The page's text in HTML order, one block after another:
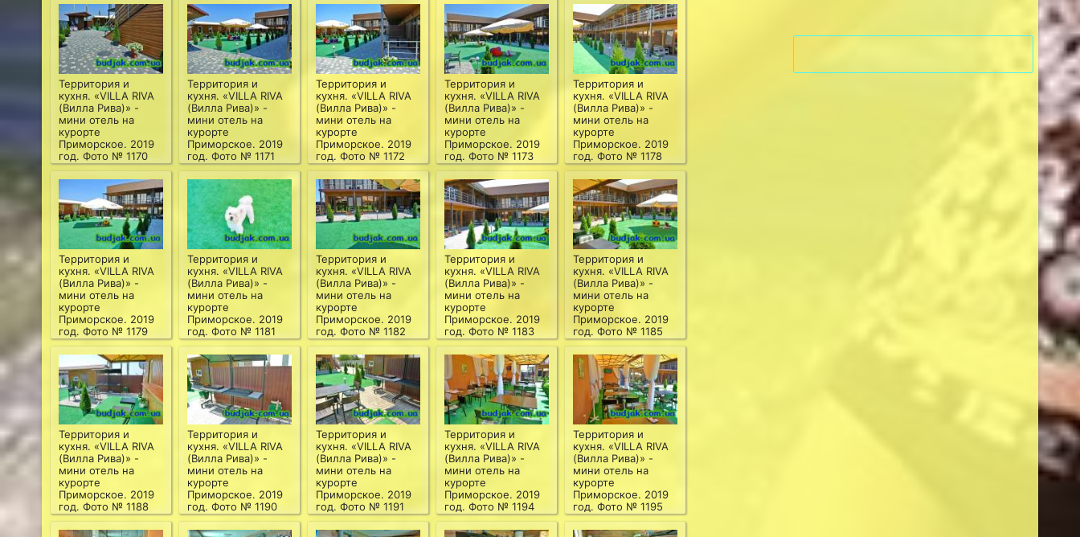
Территория и
кухня. «VILLA RIVA
(Вилла Рива)» -
мини отель на
курорте
Приморское. 2019
год. Фото № 1170
Территория и
кухня. «VILLA RIVA
(Вилла Рива)» -
мини отель на
курорте
Приморское. 2019
год. Фото № 1171
Территория и
кухня. «VILLA RIVA
(Вилла Рива)» -
мини отель на
курорте
Приморское. 2019
год. Фото № 1172
Территория и
кухня. «VILLA RIVA
(Вилла Рива)» -
мини отель на
курорте
Приморское. 2019
год. Фото № 1173
Территория и
кухня. «VILLA RIVA
(Вилла Рива)» -
мини отель на
курорте
Приморское. 2019
год. Фото № 1178
Территория и
кухня. «VILLA RIVA
(Вилла Рива)» -
мини отель на
курорте
Приморское. 2019
год. Фото № 1179
Территория и
кухня. «VILLA RIVA
(Вилла Рива)» -
мини отель на
курорте
Приморское. 2019
год. Фото № 1181
Территория и
кухня. «VILLA RIVA
(Вилла Рива)» -
мини отель на
курорте
Приморское. 2019
год. Фото № 1182
Территория и
кухня. «VILLA RIVA
(Вилла Рива)» -
мини отель на
курорте
Приморское. 2019
год. Фото № 1183
Территория и
кухня. «VILLA RIVA
(Вилла Рива)» -
мини отель на
курорте
Приморское. 2019
год. Фото № 1185
Территория и
кухня. «VILLA RIVA
(Вилла Рива)» -
мини отель на
курорте
Приморское. 2019
год. Фото № 1188
Территория и
кухня. «VILLA RIVA
(Вилла Рива)» -
мини отель на
курорте
Приморское. 2019
год. Фото № 1190
Территория и
кухня. «VILLA RIVA
(Вилла Рива)» -
мини отель на
курорте
Приморское. 2019
год. Фото № 1191
Территория и
кухня. «VILLA RIVA
(Вилла Рива)» -
мини отель на
курорте
Приморское. 2019
год. Фото № 1194
Территория и
кухня. «VILLA RIVA
(Вилла Рива)» -
мини отель на
курорте
Приморское. 2019
год. Фото № 1195